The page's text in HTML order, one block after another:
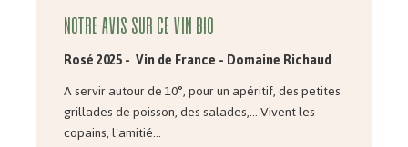
Notre avis sur ce vin bio
Rosé 2025 - Vin de France -Domaine Richaud
A servir autour de 10°, pour un apéritif, des petites
grillades de poisson, des salades,... Vivent les
copains, l'amitié...